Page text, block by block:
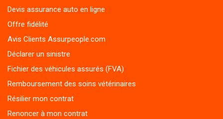
Devis assurance auto en ligne
Offre fidélité
Avis Clients Assurpeople.com
Déclarer un sinistre
Fichier des véhicules assurés (FVA)
Remboursement des soins vétérinaires
Résilier mon contrat
Renoncer à mon contrat